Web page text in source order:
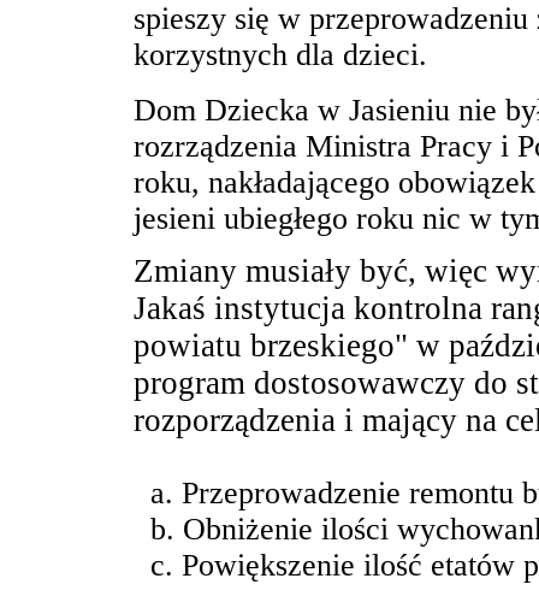
spieszy się w
korzystnych dla dzieci.
Dom Dziecka w Jasieniu nie
rozrządzenia Ministra Pracy i
roku, nakładającego
jesieni ubiegłego roku nic w
Zmiany musiały być, więc
Jakaś instytucja kontrolna
powiatu brzeskiego" w
program dostosowawczy do
rozporządzenia i mający na
a. Przeprowadzenie remontu
b. Obniżenie ilości
c. Powiększenie ilość etatów